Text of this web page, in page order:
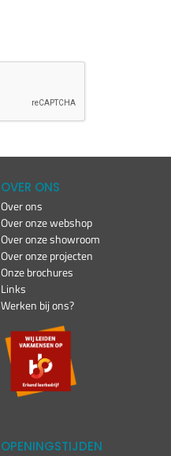
OVER ONS
Over ons
Over onze webshop
Over onze showroom
Over onze projecten
Onze brochures
Links
Werken bij ons?
OPENINGSTIJDEN